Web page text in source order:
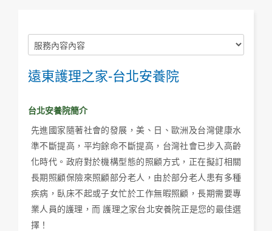
遠東護理之家-台北安養院
台北安養院簡介
先進國家隨著社會的發展，美、日、歐洲及台灣健康水
準不斷提高，平均餘命不斷提高，台灣社會已步入高齡
化時代。政府對於機構型態的照顧方式，正在擬訂相關
長期照顧保險來照顧部分老人，由於部分老人患有多種
疾病，臥床不起或子女忙於工作無暇照顧，長期需要專
業人員的護理，而 護理之家台北安養院正是您的最佳選
擇！